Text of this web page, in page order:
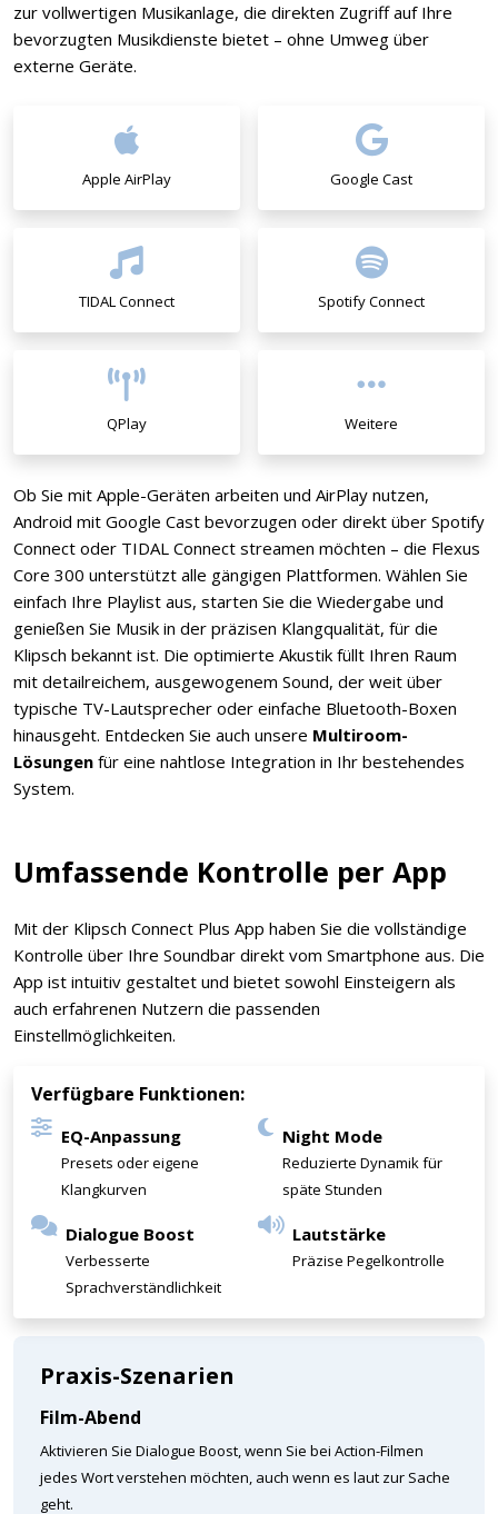
zur vollwertigen Musikanlage, die direkten Zugriff auf Ihre
bevorzugten Musikdienste bietet – ohne Umweg über
externe Geräte.
Apple AirPlay Google Cast
TIDAL Connect Spotify Connect
QPlay Weitere
Ob Sie mit Apple-Geräten arbeiten und AirPlay nutzen,
Android mit Google Cast bevorzugen oder direkt über Spotify
Connect oder TIDAL Connect streamen möchten – die Flexus
Core 300 unterstützt alle gängigen Plattformen. Wählen Sie
einfach Ihre Playlist aus, starten Sie die Wiedergabe und
genießen Sie Musik in der präzisen Klangqualität, für die
Klipsch bekannt ist. Die optimierte Akustik füllt Ihren Raum
mit detailreichem, ausgewogenem Sound, der weit über
typische TV-Lautsprecher oder einfache Bluetooth-Boxen
hinausgeht. Entdecken Sie auch unsere Multiroom-
Lösungen für eine nahtlose Integration in Ihr bestehendes
System.
Umfassende Kontrolle per App
Mit der Klipsch Connect Plus App haben Sie die vollständige
Kontrolle über Ihre Soundbar direkt vom Smartphone aus. Die
App ist intuitiv gestaltet und bietet sowohl Einsteigern als
auch erfahrenen Nutzern die passenden
Einstellmöglichkeiten.
Verfügbare Funktionen:
EQ-Anpassung
Presets oder eigene
Klangkurven
Night Mode
Reduzierte Dynamik für
späte Stunden
Dialogue Boost
Verbesserte
Sprachverständlichkeit
Lautstärke
Präzise Pegelkontrolle
Praxis-Szenarien
Film-Abend
Aktivieren Sie Dialogue Boost, wenn Sie bei Action-Filmen
jedes Wort verstehen möchten, auch wenn es laut zur Sache
geht.